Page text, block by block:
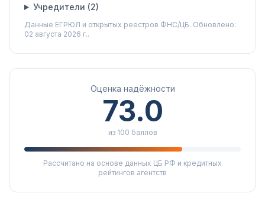
Учредители (2)
Данные ЕГРЮЛ и открытых реестров ФНС/ЦБ. Обновлено:
02 августа 2026 г..
Оценка надёжности
73.0
из 100 баллов
Рассчитано на основе данных ЦБ РФ и кредитных
рейтингов агентств